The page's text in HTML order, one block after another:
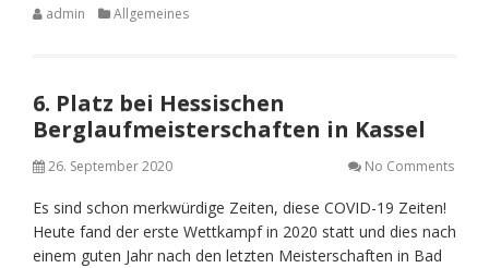
admin Allgemeines
6. Platz bei Hessischen
Berglaufmeisterschaften in Kassel
26. September 2020 No Comments
Es sind schon merkwürdige Zeiten, diese COVID-19 Zeiten!
Heute fand der erste Wettkampf in 2020 statt und dies nach
einem guten Jahr nach den letzten Meisterschaften in Bad